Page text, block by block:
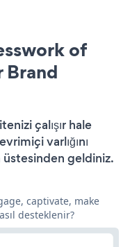
of
Brand
çalışır hale
varlığını
geldiniz.
captivate, make
desteklenir?